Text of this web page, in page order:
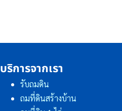
บริการจากเรา
รับถมดิน
ถมที่ดินสร้างบ้าน